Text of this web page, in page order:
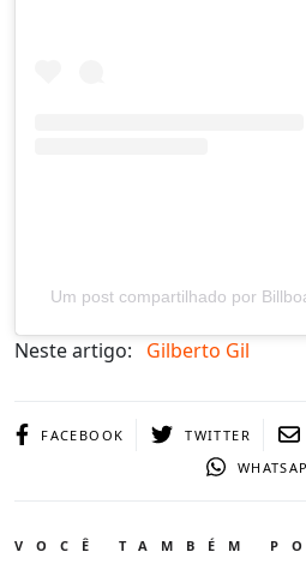
Um post compartilhado por
Neste artigo: Gilberto Gil
FACEBOOK TWITTER
VOCÊ TAMBÉM